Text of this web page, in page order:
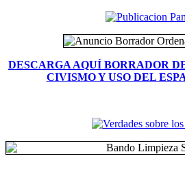
DESCARGA AQUÍ BORRADOR
CIVISMO Y USO DEL